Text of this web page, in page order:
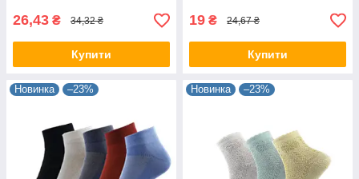
26,43 ₴ 34,32 ₴
Купити
19 ₴ 24,67 ₴
Купити
Новинка –23% Новинка –23%